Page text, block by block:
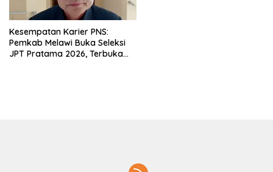
Kesempatan Karier PNS:
Pemkab Melawi Buka Seleksi
JPT Pratama 2026, Terbuka